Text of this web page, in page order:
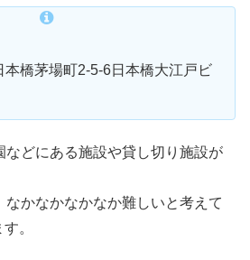
本橋茅場町2-5-6日本橋大江戸ビ
などにある施設や貸し切り施設が
かなかなかなか難しいと考えて
。